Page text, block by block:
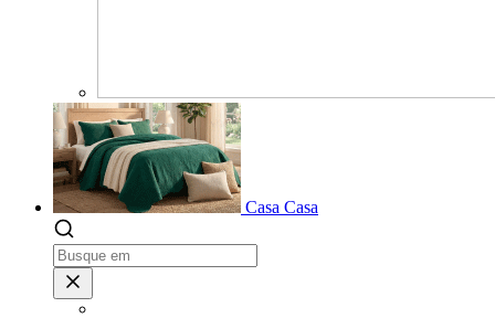
Casa Casa